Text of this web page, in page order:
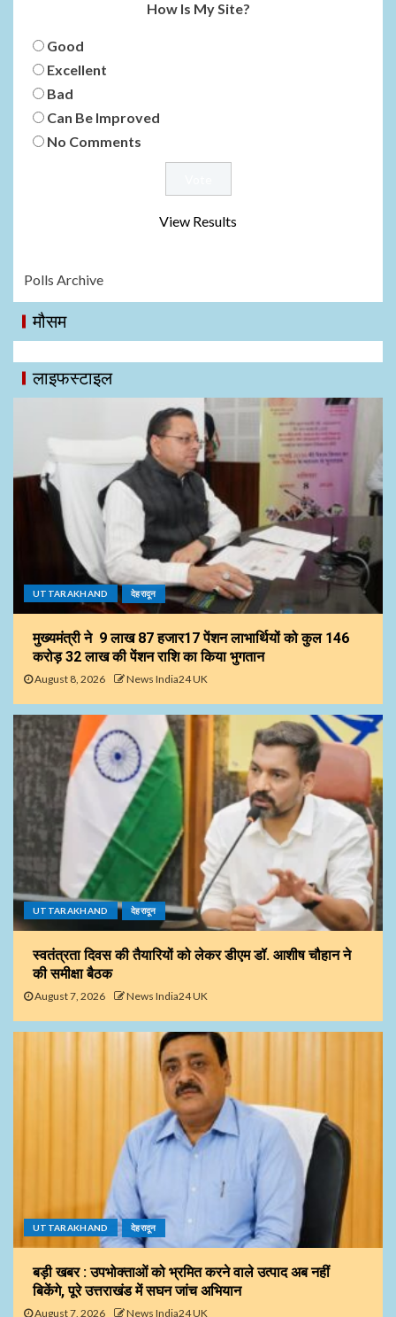
How Is My Site?
Good
Excellent
Bad
Can Be Improved
No Comments
View Results
Polls Archive
मौसम
लाइफस्टाइल
UTTARAKHAND देहरादून
मुख्यमंत्री ने 9 लाख 87 हजार17 पेंशन लाभार्थियों को कुल ₹146
करोड़ 32 लाख की पेंशन राशि का किया भुगतान
August 8, 2026 News India24 UK
UTTARAKHAND देहरादून
स्वतंत्रता दिवस की तैयारियों को लेकर डीएम डॉ. आशीष चौहान ने
की समीक्षा बैठक
August 7, 2026 News India24 UK
UTTARAKHAND देहरादून
बड़ी खबर : उपभोक्ताओं को भ्रमित करने वाले उत्पाद अब नहीं
बिकेंगे, पूरे उत्तराखंड में सघन जांच अभियान
August 7, 2026 News India24 UK